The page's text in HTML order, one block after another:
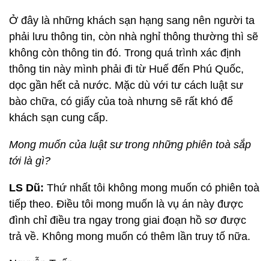
Ở đây là những khách sạn hạng sang nên người ta
phải lưu thông tin, còn nhà nghỉ thông thường thì sẽ
không còn thông tin đó. Trong quá trình xác định
thông tin này mình phải đi từ Huế đến Phú Quốc,
dọc gần hết cả nước. Mặc dù với tư cách luật sư
bào chữa, có giấy của toà nhưng sẽ rất khó để
khách sạn cung cấp.
Mong muốn của luật sư trong những phiên toà sắp
tới là gì?
LS Dũ: Thứ nhất tôi không mong muốn có phiên toà
tiếp theo. Điều tôi mong muốn là vụ án này được
đình chỉ điều tra ngay trong giai đoạn hồ sơ được
trả về. Không mong muốn có thêm lần truy tố nữa.